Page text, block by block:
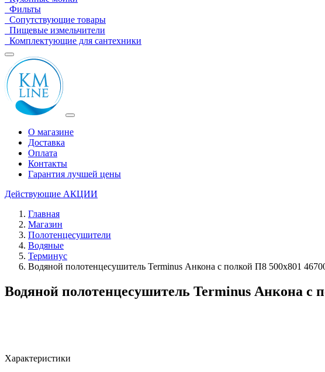
Фильты
Сопутствующие товары
Пищевые измельчители
Комплектующие для сантехники
О магазине
Доставка
Оплата
Контакты
Гарантия лучшей цены
Действующие АКЦИИ
Главная
Магазин
Полотенцесушители
Водяные
Терминус
Водяной полотенцесушитель Terminus Анкона с полкой П8 500х801
Водяной полотенцесушитель Terminus Анкона с
Характеристики